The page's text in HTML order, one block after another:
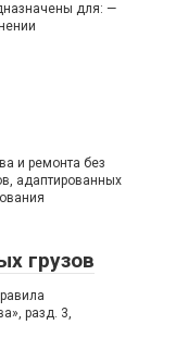
для: —
и ремонта без
адаптированных
грузов
разд. 3,